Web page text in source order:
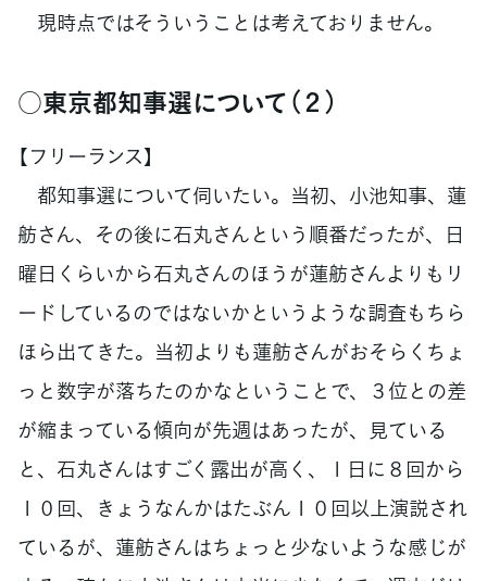
現時点ではそういうことは考えておりません。
○東京都知事選について（２）
【フリーランス】
都知事選について伺いたい。当初、小池知事、蓮
舫さん、その後に石丸さんという順番だったが、日
曜日くらいから石丸さんのほうが蓮舫さんよりもリ
ードしているのではないかというような調査もちら
ほら出てきた。当初よりも蓮舫さんがおそらくちょ
っと数字が落ちたのかなということで、３位との差
が縮まっている傾向が先週はあったが、見ている
と、石丸さんはすごく露出が高く、１日に８回から
１０回、きょうなんかはたぶん１０回以上演説され
ているが、蓮舫さんはちょっと少ないような感じが